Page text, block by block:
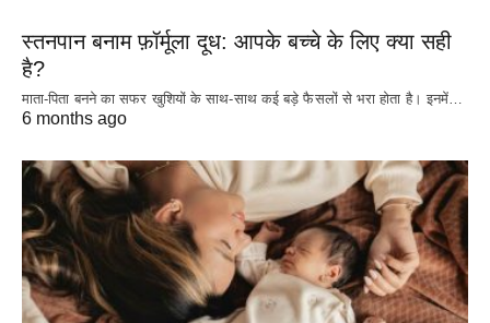
स्तनपान बनाम फ़ॉर्मूला दूध: आपके बच्चे के लिए क्या सही
है?
माता-पिता बनने का सफर खुशियों के साथ-साथ कई बड़े फैसलों से भरा होता है। इनमें…
6 months ago